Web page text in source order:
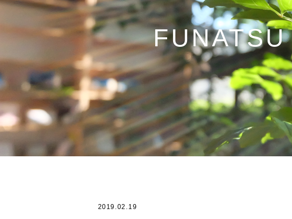
2019.02.19